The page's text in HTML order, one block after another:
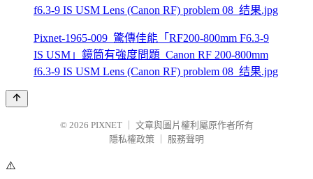
Pixnet-1965-009_驚傳佳能「RF200-800mm F6.3-9
IS USM」鏡筒有強度問題_Canon RF 200-800mm
f6.3-9 IS USM Lens (Canon RF) problem 08_结果.jpg
© 2026 PIXNET
文章與圖片權利屬原作者所有
隱私權政策
服務聲明
⚠️